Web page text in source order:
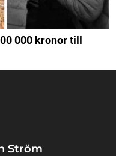
000 kronor till
Ström